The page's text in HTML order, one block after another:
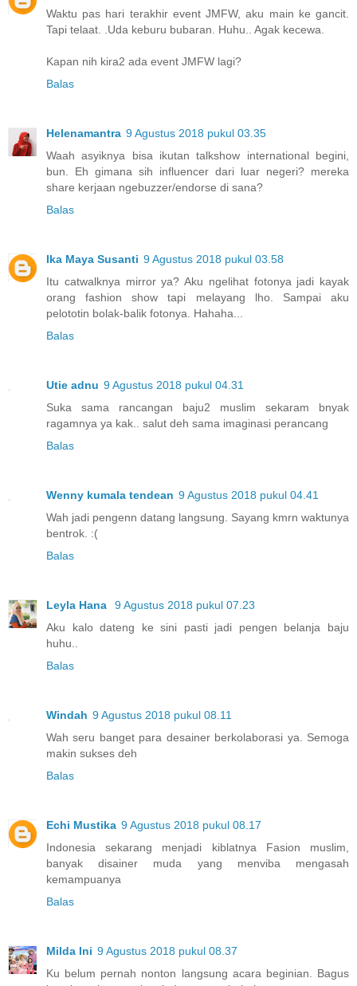
Waktu pas hari terakhir event JMFW, aku main ke gancit.
Tapi telaat. .Uda keburu bubaran. Huhu.. Agak kecewa.
Kapan nih kira2 ada event JMFW lagi?
Balas
Helenamantra 9 Agustus 2018 pukul 03.35
Waah asyiknya bisa ikutan talkshow international begini,
bun. Eh gimana sih influencer dari luar negeri? mereka
share kerjaan ngebuzzer/endorse di sana?
Balas
Ika Maya Susanti 9 Agustus 2018 pukul 03.58
Itu catwalknya mirror ya? Aku ngelihat fotonya jadi kayak
orang fashion show tapi melayang lho. Sampai aku
pelototin bolak-balik fotonya. Hahaha...
Balas
Utie adnu 9 Agustus 2018 pukul 04.31
Suka sama rancangan baju2 muslim sekaram bnyak
ragamnya ya kak.. salut deh sama imaginasi perancang
Balas
Wenny kumala tendean 9 Agustus 2018 pukul 04.41
Wah jadi pengenn datang langsung. Sayang kmrn waktunya
bentrok. :(
Balas
Leyla Hana
9 Agustus 2018 pukul 07.23
Aku kalo dateng ke sini pasti jadi pengen belanja baju
huhu..
Balas
Windah 9 Agustus 2018 pukul 08.11
Wah seru banget para desainer berkolaborasi ya. Semoga
makin sukses deh
Balas
Echi Mustika 9 Agustus 2018 pukul 08.17
Indonesia sekarang menjadi kiblatnya Fasion muslim,
banyak disainer muda yang menviba mengasah
kemampuanya
Balas
Milda Ini 9 Agustus 2018 pukul 08.37
Ku belum pernah nonton langsung acara beginian. Bagus